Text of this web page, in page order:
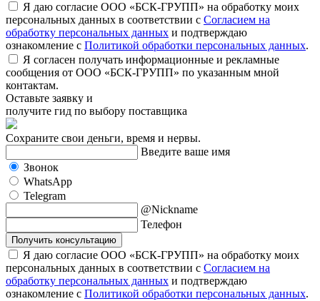
Я даю согласие ООО «БСК-ГРУПП» на обработку моих
персональных данных в соответствии с Согласием на
обработку персональных данных и подтверждаю
ознакомление с Политикой обработки персональных данных.
Я согласен получать информационные и рекламные
сообщения от ООО «БСК-ГРУПП» по указанным мной
контактам.
Оставьте заявку и
получите гид по выбору поставщика
Сохраните свои деньги, время и нервы.
Введите ваше имя
Звонок
WhatsApp
Telegram
@Nickname
Телефон
Получить консультацию
Я даю согласие ООО «БСК-ГРУПП» на обработку моих
персональных данных в соответствии с Согласием на
обработку персональных данных и подтверждаю
ознакомление с Политикой обработки персональных данных.